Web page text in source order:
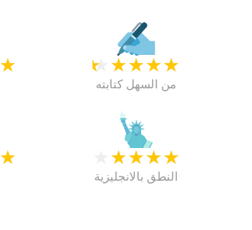
★ ★
★
★
★
★
من السهل كتابته
★ ★
★
★
★
النطق بالانجليزية